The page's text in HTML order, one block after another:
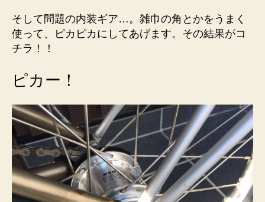
そして問題の内装ギア…。雑巾の角とかをうまく
使って、ピカピカにしてあげます。その結果がコ
チラ！！
ピカー！